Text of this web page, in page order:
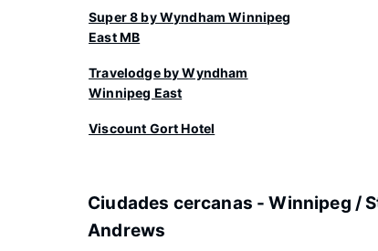
Super 8 by Wyndham Winnipeg
East MB
Travelodge by Wyndham
Winnipeg East
Viscount Gort Hotel
Ciudades cercanas - Winnipeg /
Andrews